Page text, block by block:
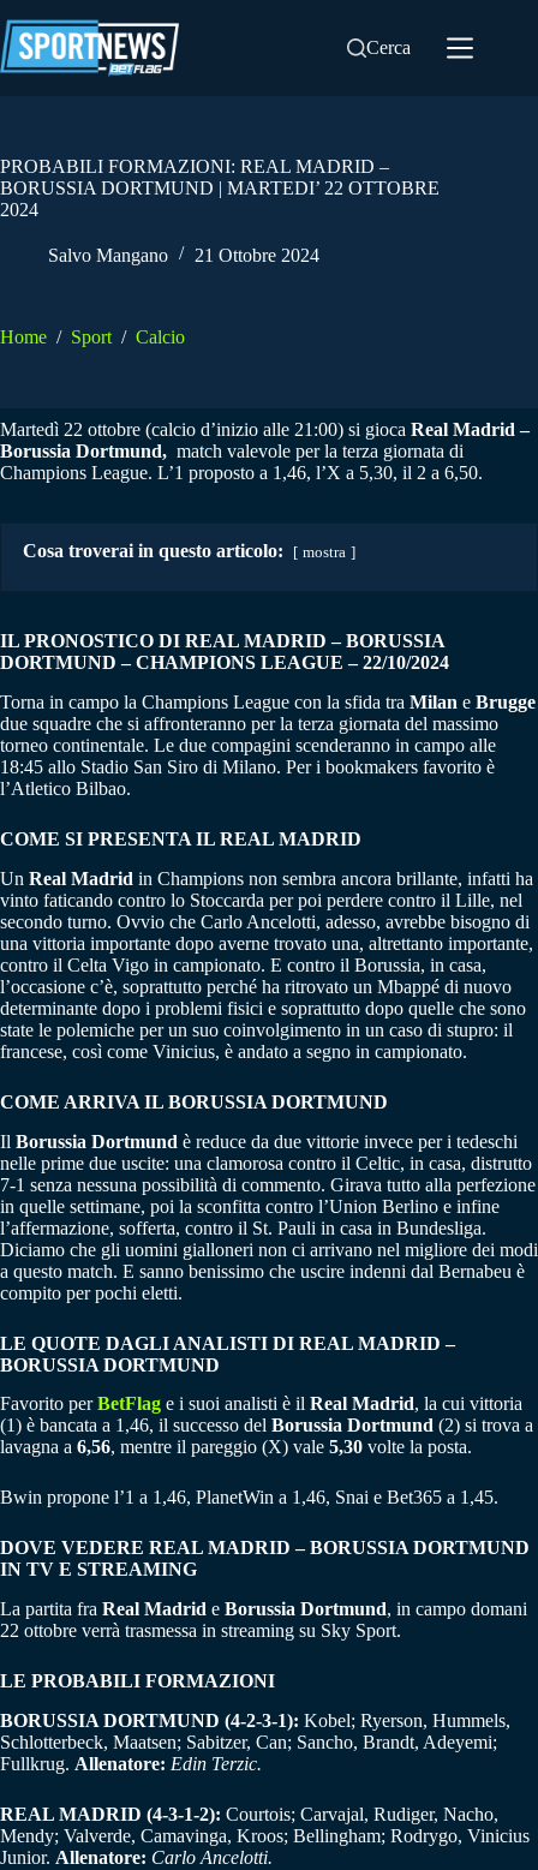
al
contenuto
Cerca
PROBABILI FORMAZIONI: REAL MADRID –
BORUSSIA DORTMUND | MARTEDI’ 22 OTTOBRE
2024
Salvo Mangano 21 Ottobre 2024
Home / Sport / Calcio
Martedì 22 ottobre (calcio d’inizio alle 21:00) si gioca Real Madrid –
Borussia Dortmund, match valevole per la terza giornata di
Champions League. L’1 proposto a 1,46, l’X a 5,30, il 2 a 6,50.
Cosa troverai in questo articolo: mostra
IL PRONOSTICO DI REAL MADRID – BORUSSIA
DORTMUND – CHAMPIONS LEAGUE – 22/10/2024
Torna in campo la Champions League con la sfida tra Milan e Brugge
due squadre che si affronteranno per la terza giornata del massimo
torneo continentale. Le due compagini scenderanno in campo alle
18:45 allo Stadio San Siro di Milano. Per i bookmakers favorito è
l’Atletico Bilbao.
COME SI PRESENTA IL REAL MADRID
Un Real Madrid in Champions non sembra ancora brillante, infatti ha
vinto faticando contro lo Stoccarda per poi perdere contro il Lille, nel
secondo turno. Ovvio che Carlo Ancelotti, adesso, avrebbe bisogno di
una vittoria importante dopo averne trovato una, altrettanto importante,
contro il Celta Vigo in campionato. E contro il Borussia, in casa,
l’occasione c’è, soprattutto perché ha ritrovato un Mbappé di nuovo
determinante dopo i problemi fisici e soprattutto dopo quelle che sono
state le polemiche per un suo coinvolgimento in un caso di stupro: il
francese, così come Vinicius, è andato a segno in campionato.
COME ARRIVA IL BORUSSIA DORTMUND
Il Borussia Dortmund è reduce da due vittorie invece per i tedeschi
nelle prime due uscite: una clamorosa contro il Celtic, in casa, distrutto
7-1 senza nessuna possibilità di commento. Girava tutto alla perfezione
in quelle settimane, poi la sconfitta contro l’Union Berlino e infine
l’affermazione, sofferta, contro il St. Pauli in casa in Bundesliga.
Diciamo che gli uomini gialloneri non ci arrivano nel migliore dei modi
a questo match. E sanno benissimo che uscire indenni dal Bernabeu è
compito per pochi eletti.
LE QUOTE DAGLI ANALISTI DI REAL MADRID –
BORUSSIA DORTMUND
Favorito perBetFlag e i suoi analisti è il Real Madrid, la cui vittoria
(1) è bancata a 1,46, il successo del Borussia Dortmund (2) si trova a
lavagna a 6,56, mentre il pareggio (X) vale 5,30 volte la posta.
Bwin propone l’1 a 1,46, PlanetWin a 1,46, Snai e Bet365 a 1,45.
DOVE VEDERE REAL MADRID – BORUSSIA DORTMUND
IN TV E STREAMING
La partita fra Real Madrid e Borussia Dortmund, in campo domani
22 ottobre verrà trasmessa in streaming su Sky Sport.
LE PROBABILI FORMAZIONI
BORUSSIA DORTMUND (4-2-3-1): Kobel; Ryerson, Hummels,
Schlotterbeck, Maatsen; Sabitzer, Can; Sancho, Brandt, Adeyemi;
Fullkrug. Allenatore: Edin Terzic.
REAL MADRID (4-3-1-2): Courtois; Carvajal, Rudiger, Nacho,
Mendy; Valverde, Camavinga, Kroos; Bellingham; Rodrygo, Vinicius
Junior. Allenatore: Carlo Ancelotti.